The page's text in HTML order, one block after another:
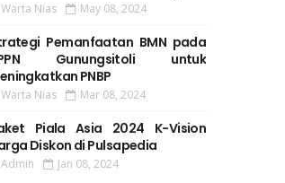
Warta Nias May 08, 2024
Pemanfaatan BMN pada
Gunungsitoli untuk
PNBP
Warta Nias Mar 08, 2024
Piala Asia 2024 K-Vision
Diskon di Pulsapedia
Admin Jan 08, 2024